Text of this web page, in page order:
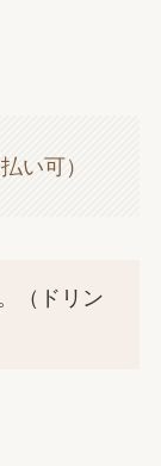
い可）
（ドリン